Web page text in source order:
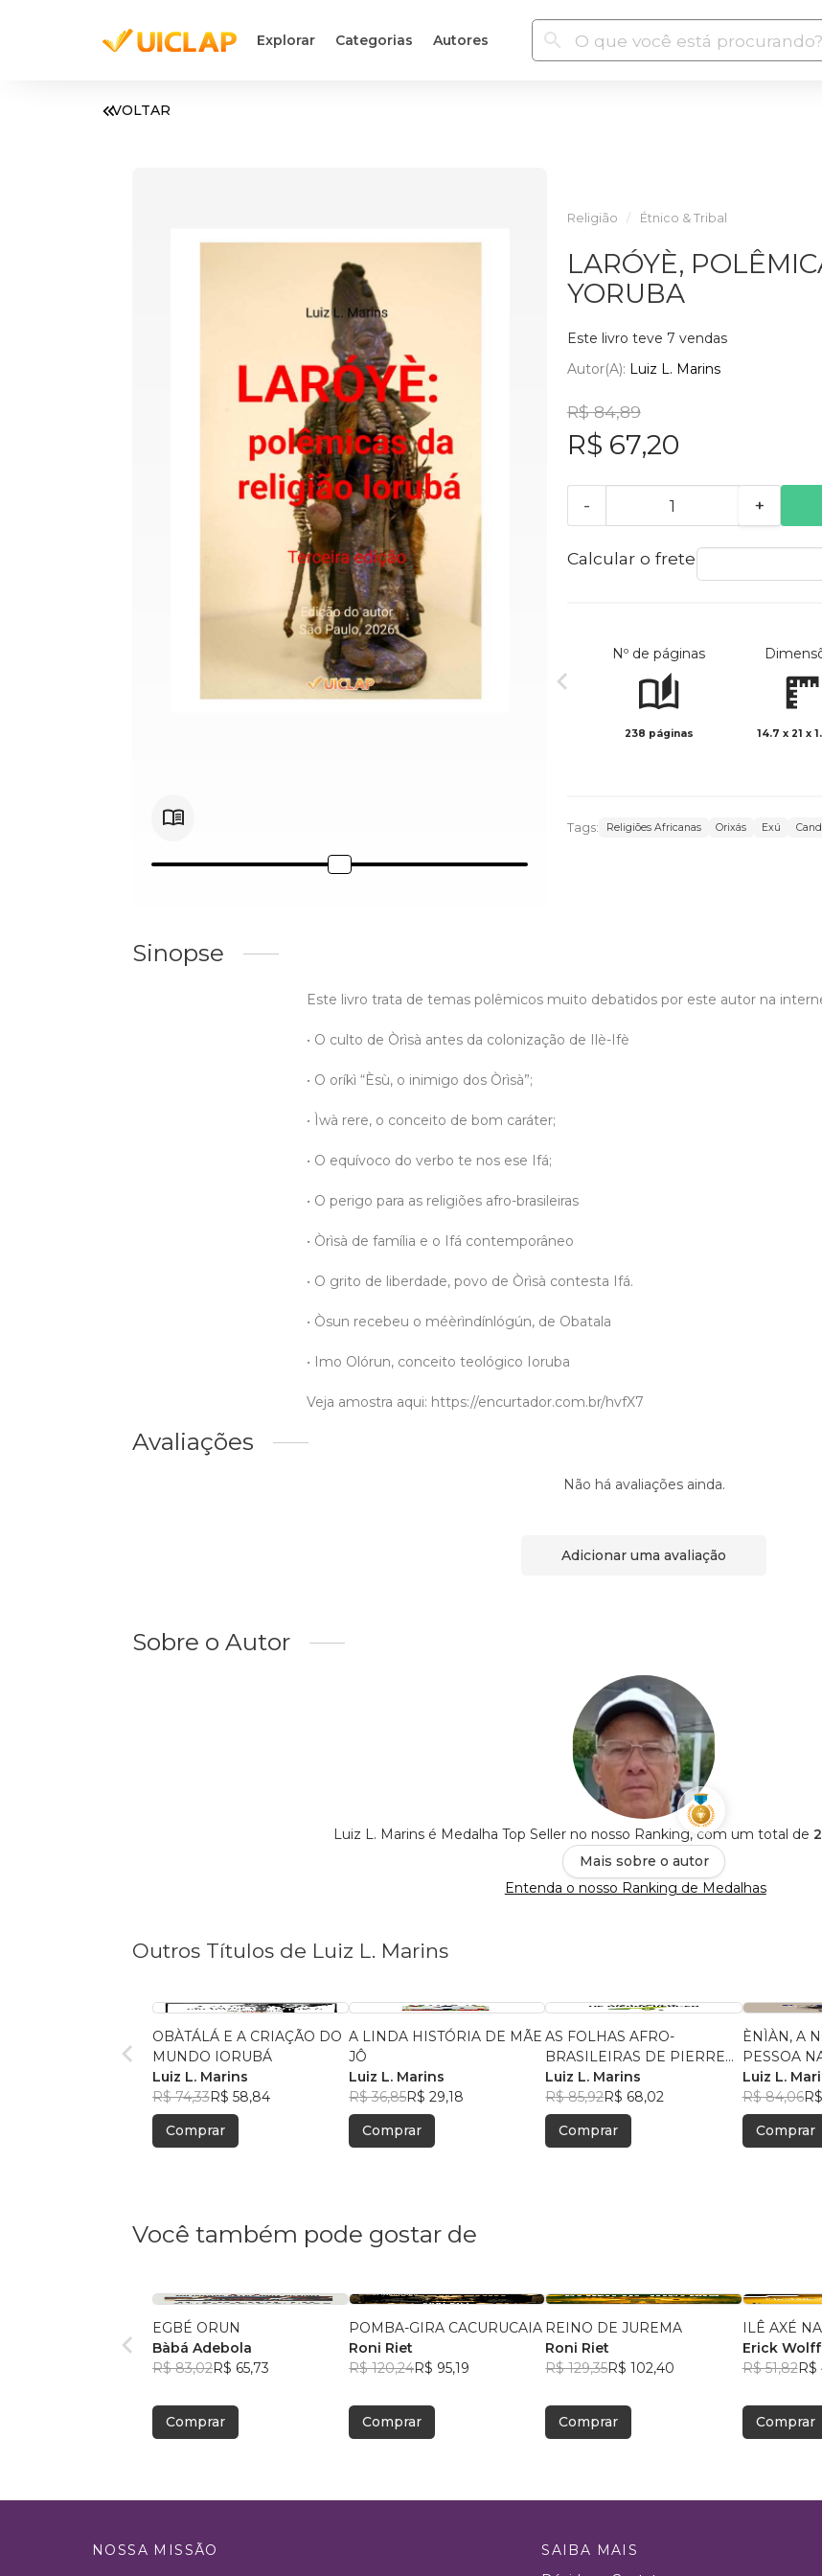
Explorar Categorias Autores
VOLTAR
Religião Étnico & Tribal
LARÓYÈ,
YORUBA
Este livro teve 7 vendas
Autor(a): Luiz L. Marins
R$ 84,89
R$ 67,20
- +
Calcular o frete
Nº de páginas
238 páginas 14.7 x 21 x
Tags: Religiões Africanas Orixás Exú
Sinopse
Este livro trata de temas polêmicos muito debatidos por este autor na
• O culto de Òrìsà antes da colonização de Ilè-Ifè
• O oríkì “Èsù, o inimigo dos Òrìsà”;
• Ìwà rere, o conceito de bom caráter;
• O equívoco do verbo te nos ese Ifá;
• O perigo para as religiões afro-brasileiras
• Òrìsà de família e o Ifá contemporâneo
• O grito de liberdade, povo de Òrìsà contesta Ifá.
• Òsun recebeu o méèrìndínlógún, de Obatala
• Imo Olórun, conceito teológico Ioruba
Veja amostra aqui: https://encurtador.com.br/hvfX7
Avaliações
Não há avaliações ainda.
Adicionar uma avaliação
Sobre o Autor
Luiz L. Marins é Medalha Top Seller no nosso Ranking, com um total de
Mais sobre o autor
Entenda o nosso Ranking de Medalhas
Outros Títulos de Luiz L. Marins
OBÀTÁLÁ E A CRIAÇÃO DO
MUNDO IORUBÁ
Luiz L. Marins
R$ 74,33R$ 58,84
Comprar
A LINDA HISTÓRIA DE MÃE
JÔ
Luiz L. Marins
R$ 36,85R$ 29,18
Comprar
AS FOLHAS AFRO-
BRASILEIRAS DE PIERRE
VERGER
Luiz L. Marins
R$ 85,92R$ 68,02
Comprar
ÈNÌÀN, A
PESSOA
YORUBA
Luiz L.
R$ 84,06
Comprar
Você também pode gostar de
EGBÉ ORUN
Bàbá Adebola
R$ 83,02R$ 65,73
Comprar
POMBA-GIRA CACURUCAIA
Roni Riet
R$ 120,24R$ 95,19
Comprar
REINO DE JUREMA
Roni Riet
R$ 129,35R$ 102,40
Comprar
ILÊ AXÉ
Erick Wolff
R$ 51,82R$
Comprar
NOSSA MISSÃO
SAIBA MAIS